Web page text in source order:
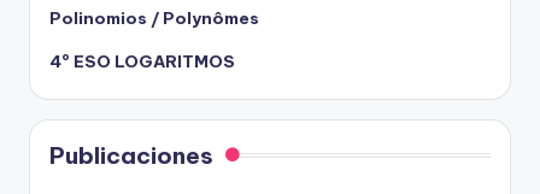
Polinomios / Polynômes
4º ESO LOGARITMOS
Publicaciones